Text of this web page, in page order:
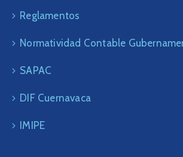
Reglamentos
Normatividad Contable
SAPAC
DIF Cuernavaca
IMIPE